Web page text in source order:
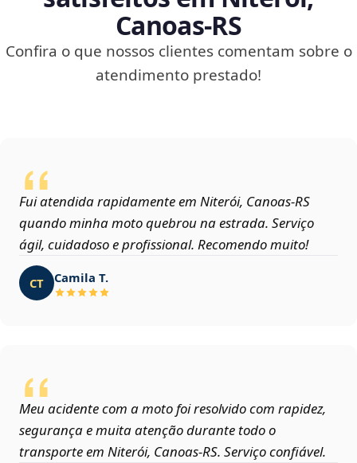
Canoas‑RS
Confira o que nossos clientes comentam sobre o
atendimento prestado!
Fui atendida rapidamente em Niterói, Canoas‑RS
quando minha moto quebrou na estrada. Serviço
ágil, cuidadoso e profissional. Recomendo muito!
CT Camila T.
Meu acidente com a moto foi resolvido com rapidez,
segurança e muita atenção durante todo o
transporte em Niterói, Canoas‑RS. Serviço confiável.